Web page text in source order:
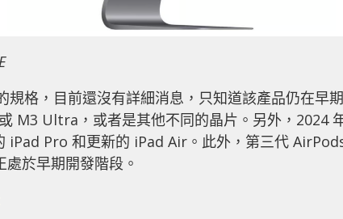
規格，目前還沒有詳細消息，只知道該產品仍在早
M3 Ultra，或者是其他不同的晶片。另外，2024
iPad Pro 和更新的 iPad Air。此外，第三代
於早期開發階段。